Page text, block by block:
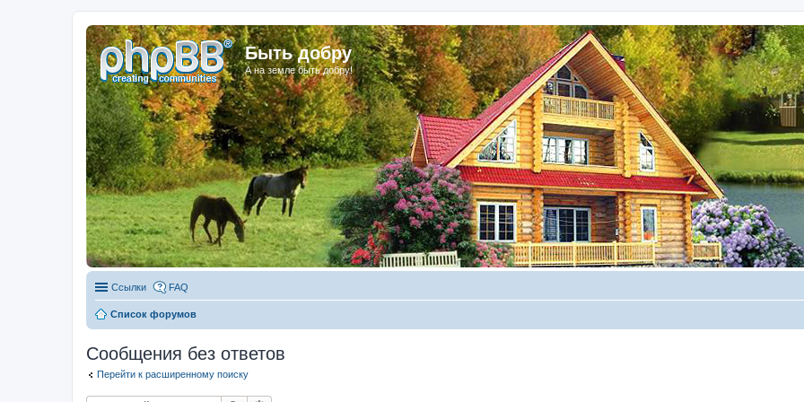
Быть добру
А на земле быть добру!
Ссылки FAQ
Список форумов
Сообщения без ответов
Перейти к расширенному поиску